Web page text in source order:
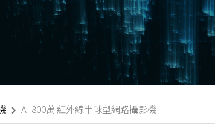
AI 800萬 紅外線半球型網路攝影機